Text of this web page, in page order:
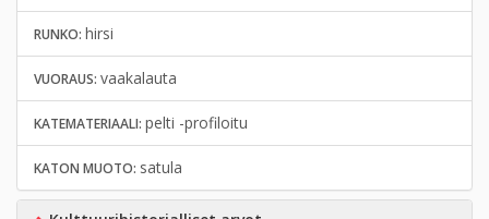
RUNKO: hirsi
VUORAUS: vaakalauta
KATEMATERIAALI: pelti -profiloitu
KATON MUOTO: satula